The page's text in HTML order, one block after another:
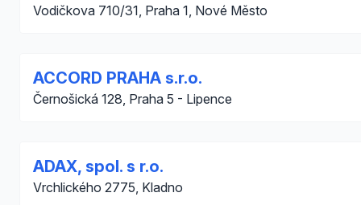
Vodičkova 710/31, Praha 1, Nové Město
ACCORD PRAHA s.r.o.
Černošická 128, Praha 5 - Lipence
ADAX, spol. s r.o.
Vrchlického 2775, Kladno